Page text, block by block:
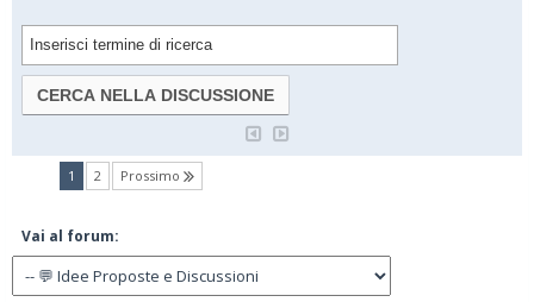
1 (current)
2 Prossimo
Vai al forum: